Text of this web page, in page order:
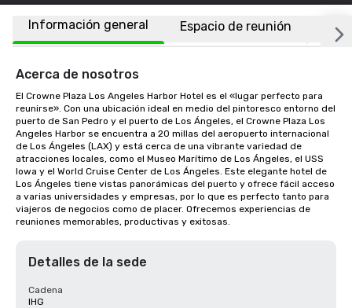
Información general Espacio de reunión
Acerca de nosotros
El Crowne Plaza Los Angeles Harbor Hotel es el «lugar perfecto para
reunirse». Con una ubicación ideal en medio del pintoresco entorno del
puerto de San Pedro y el puerto de Los Ángeles, el Crowne Plaza Los
Angeles Harbor se encuentra a 20 millas del aeropuerto internacional
de Los Ángeles (LAX) y está cerca de una vibrante variedad de
atracciones locales, como el Museo Marítimo de Los Ángeles, el USS
Iowa y el World Cruise Center de Los Ángeles. Este elegante hotel de
Los Ángeles tiene vistas panorámicas del puerto y ofrece fácil acceso
a varias universidades y empresas, por lo que es perfecto tanto para
viajeros de negocios como de placer. Ofrecemos experiencias de
reuniones memorables, productivas y exitosas.
Detalles de la sede
Cadena
IHG